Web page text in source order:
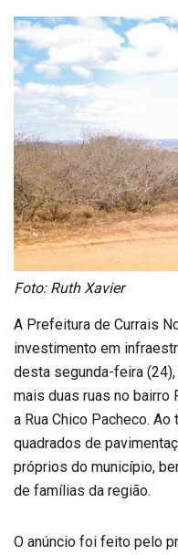
Foto: Ruth Xavier
A Prefeitura de Currais
investimento em
desta segunda-feira
mais duas ruas no bairro
a Rua Chico Pacheco.
quadrados de
próprios do município,
de famílias da região.
O anúncio foi feito pelo